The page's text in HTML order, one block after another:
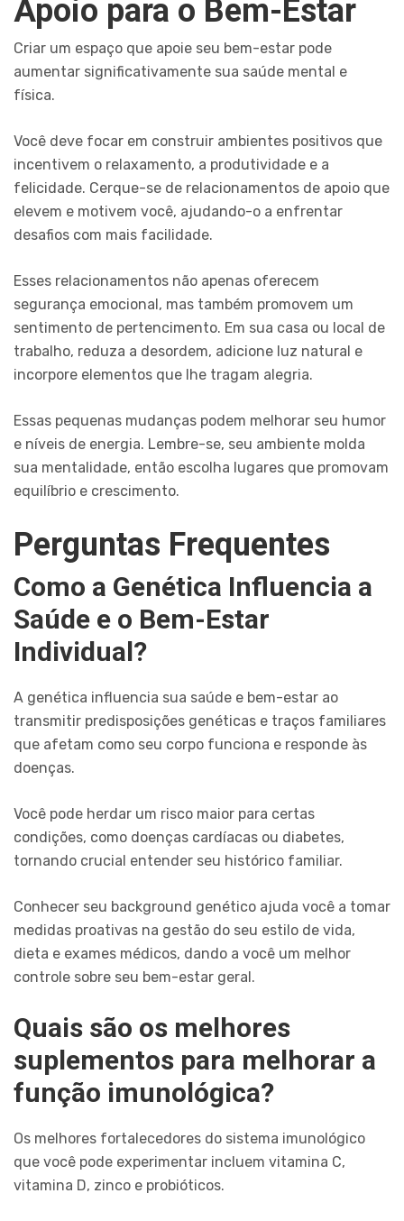
Apoio para o Bem-Estar
Criar um espaço que apoie seu bem-estar pode
aumentar significativamente sua saúde mental e
física.
Você deve focar em construir ambientes positivos que
incentivem o relaxamento, a produtividade e a
felicidade. Cerque-se de relacionamentos de apoio que
elevem e motivem você, ajudando-o a enfrentar
desafios com mais facilidade.
Esses relacionamentos não apenas oferecem
segurança emocional, mas também promovem um
sentimento de pertencimento. Em sua casa ou local de
trabalho, reduza a desordem, adicione luz natural e
incorpore elementos que lhe tragam alegria.
Essas pequenas mudanças podem melhorar seu humor
e níveis de energia. Lembre-se, seu ambiente molda
sua mentalidade, então escolha lugares que promovam
equilíbrio e crescimento.
Perguntas Frequentes
Como a Genética Influencia a
Saúde e o Bem-Estar
Individual?
A genética influencia sua saúde e bem-estar ao
transmitir predisposições genéticas e traços familiares
que afetam como seu corpo funciona e responde às
doenças.
Você pode herdar um risco maior para certas
condições, como doenças cardíacas ou diabetes,
tornando crucial entender seu histórico familiar.
Conhecer seu background genético ajuda você a tomar
medidas proativas na gestão do seu estilo de vida,
dieta e exames médicos, dando a você um melhor
controle sobre seu bem-estar geral.
Quais são os melhores
suplementos para melhorar a
função imunológica?
Os melhores fortalecedores do sistema imunológico
que você pode experimentar incluem vitamina C,
vitamina D, zinco e probióticos.